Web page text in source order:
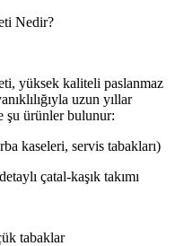
Nedir?
yüksek kaliteli paslanmaz
uzun yıllar
şu ürünler bulunur:
kaseleri, servis tabakları)
çatal-kaşık takımı
tabaklar